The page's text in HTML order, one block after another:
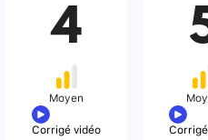
4
Moyen
Corrigé vidéo